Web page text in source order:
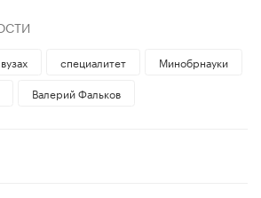
специалитет
Минобрнауки
Валерий Фальков